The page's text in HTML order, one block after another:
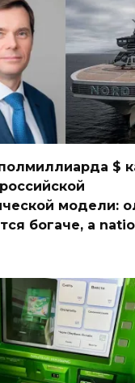
$
модели:
богаче, а